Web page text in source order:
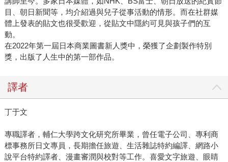
目、朝日新聞等，均介紹過與兒子從事活動的情形。而在社群媒
體上發表的貼文也很受歡迎，從貼文中隱約可見與孩子們的互
動。
在2022年第一屆日本商業圖書新人獎中，榮獲了企劃製作特別
獎，出版了人生中的第一部作品。
譯者
丁于文
專職譯者，輔仁大學跨文化研究所畢業，曾任電子公司、專利商
標事務所日文專員，長期擔任旅遊、生活雜誌特約編譯、網路小
說平台特約譯者、漫畫審潤與校對等工作。喜愛文字旅遊、眼睛